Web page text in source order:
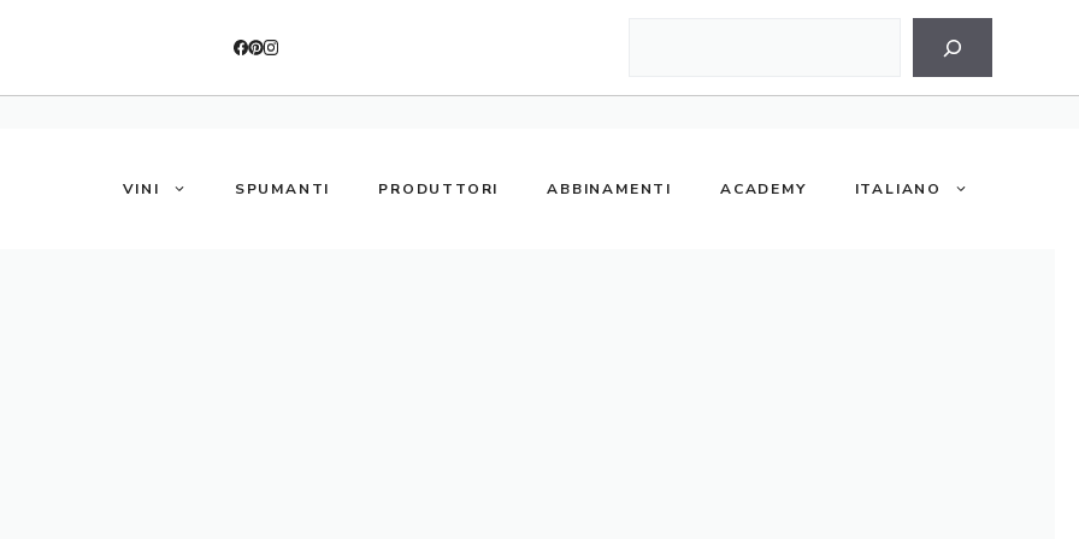
VINI SPUMANTI PRODUTTORI ABBINAMENTI ACADEMY ITALIANO